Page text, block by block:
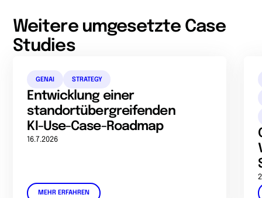
Weitere umgesetzte Case
Studies
GENAI STRATEGY
Entwicklung einer
standortübergreifenden
KI-Use-Case-Roadmap
16.7.2026
MEHR ERFAHREN